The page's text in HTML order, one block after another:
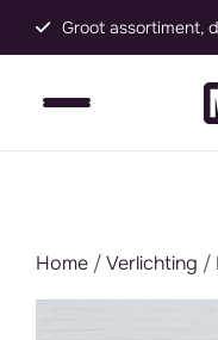
Groot assortiment,
Home /Verlichting /